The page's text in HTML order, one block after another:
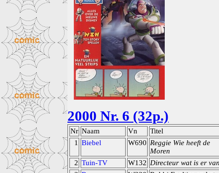
2000 Nr. 6 (32p.)
Nr Naam Vn
Titel
1
Biebel W690 Reggie Wie heeft de
Moren
2 Tuin-TV W132 Directeur wat is er